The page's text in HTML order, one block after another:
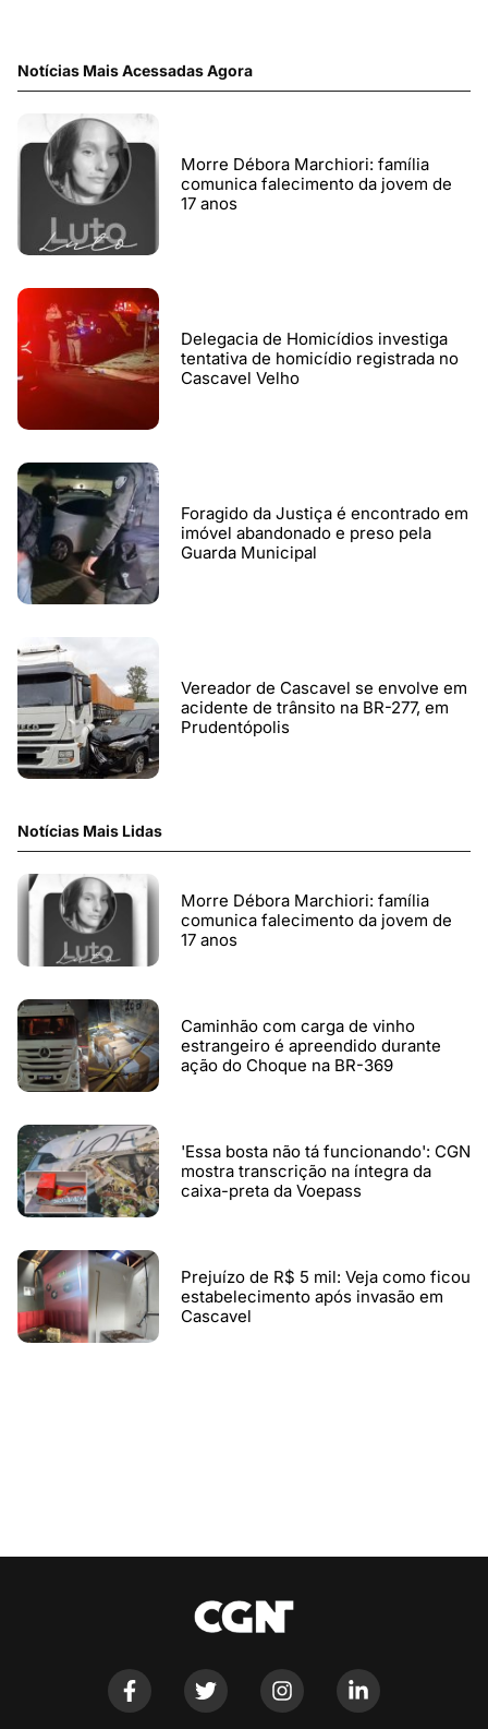
Notícias Mais Acessadas Agora
Morre Débora Marchiori: família
comunica falecimento da jovem de
17 anos
Delegacia de Homicídios investiga
tentativa de homicídio registrada no
Cascavel Velho
Foragido da Justiça é encontrado em
imóvel abandonado e preso pela
Guarda Municipal
Vereador de Cascavel se envolve em
acidente de trânsito na BR-277, em
Prudentópolis
Notícias Mais Lidas
Morre Débora Marchiori: família
comunica falecimento da jovem de
17 anos
Caminhão com carga de vinho
estrangeiro é apreendido durante
ação do Choque na BR-369
'Essa bosta não tá funcionando': CGN
mostra transcrição na íntegra da
caixa-preta da Voepass
Prejuízo de R$ 5 mil: Veja como ficou
estabelecimento após invasão em
Cascavel